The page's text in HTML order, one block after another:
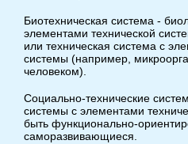
Биотехническая система -
элементами технической
или техническая система с
системы (например,
человеком).
Социально-технические
системы с элементами
быть функционально-
саморазвивающиеся.